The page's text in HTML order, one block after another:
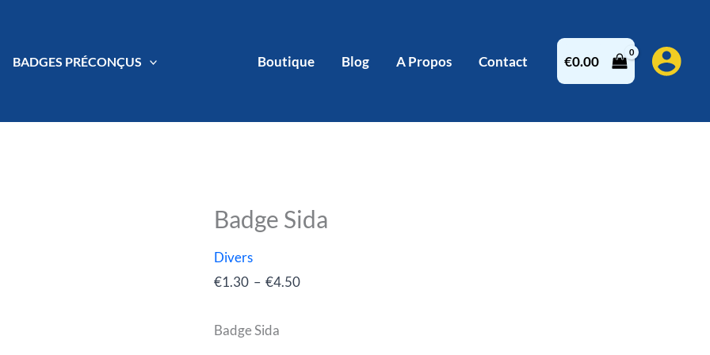
BADGES PRÉCONÇUS Boutique Blog A Propos Contact €0.00
Badge Sida
Divers
€1.30 – €4.50
Plage
Badge Sida
quantité
Badge
Sida